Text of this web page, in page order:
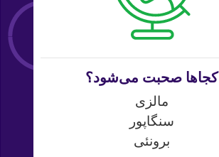
کجاها صحبت می‌شود؟
مالزی
سنگاپور
برونئی